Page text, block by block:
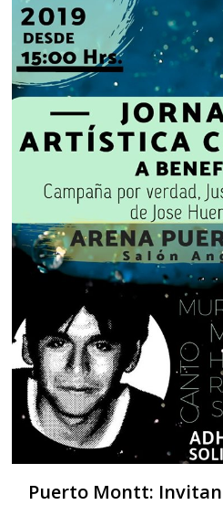
Puerto Montt: